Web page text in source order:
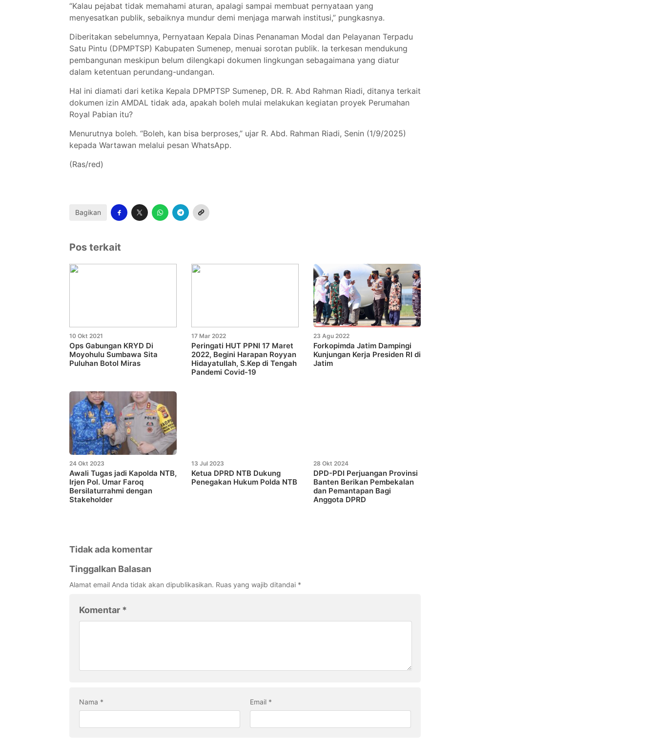
“Kalau pejabat tidak memahami aturan, apalagi sampai membuat pernyataan yang
menyesatkan publik, sebaiknya mundur demi menjaga marwah institusi,” pungkasnya.
Diberitakan sebelumnya, Pernyataan Kepala Dinas Penanaman Modal dan Pelayanan Terpadu
Satu Pintu (DPMPTSP) Kabupaten Sumenep, menuai sorotan publik. Ia terkesan mendukung
pembangunan meskipun belum dilengkapi dokumen lingkungan sebagaimana yang diatur
dalam ketentuan perundang-undangan.
Hal ini diamati dari ketika Kepala DPMPTSP Sumenep, DR. R. Abd Rahman Riadi, ditanya terkait
dokumen izin AMDAL tidak ada, apakah boleh mulai melakukan kegiatan proyek Perumahan
Royal Pabian itu?
Menurutnya boleh. “Boleh, kan bisa berproses,” ujar R. Abd. Rahman Riadi, Senin (1/9/2025)
kepada Wartawan melalui pesan WhatsApp.
(Ras/red)
Bagikan
Pos terkait
10 Okt 2021
Ops Gabungan KRYD Di
Moyohulu Sumbawa Sita
Puluhan Botol Miras
17 Mar 2022
Peringati HUT PPNI 17 Maret
2022, Begini Harapan Royyan
Hidayatullah, S.Kep di Tengah
Pandemi Covid-19
23 Agu 2022
Forkopimda Jatim Dampingi
Kunjungan Kerja Presiden RI di
Jatim
24 Okt 2023
Awali Tugas jadi Kapolda NTB,
Irjen Pol. Umar Faroq
Bersilaturrahmi dengan
Stakeholder
13 Jul 2023
Ketua DPRD NTB Dukung
Penegakan Hukum Polda NTB
28 Okt 2024
DPD-PDI Perjuangan Provinsi
Banten Berikan Pembekalan
dan Pemantapan Bagi
Anggota DPRD
Tidak ada komentar
Tinggalkan Balasan
Alamat email Anda tidak akan dipublikasikan. Ruas yang wajib ditandai *
Komentar *
Nama * Email *